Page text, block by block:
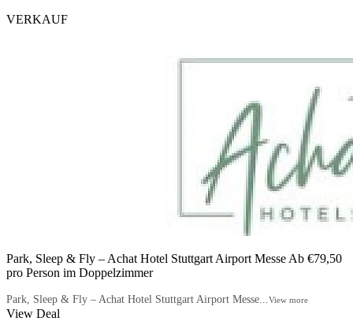
VERKAUF
Park, Sleep & Fly – Achat Hotel Stuttgart Airport Messe Ab €79,50
pro Person im Doppelzimmer
Park, Sleep & Fly – Achat Hotel Stuttgart Airport Messe... View more
View Deal